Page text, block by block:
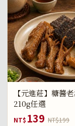
【元進莊】糖醬
210g任選
NT$ 139 NT$199